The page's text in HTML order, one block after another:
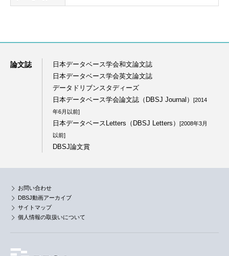
論文誌
日本データベース学会和文論文誌
日本データベース学会英文論文誌
データドリブンスタディーズ
日本データベース学会論文誌（DBSJ Journal）
[2014
年6月以前]
日本データベースLetters（DBSJ Letters）
[2008年3月
以前]
DBSJ論文賞
お問い合わせ
DBSJ動画アーカイブ
サイトマップ
個人情報の取扱いについて